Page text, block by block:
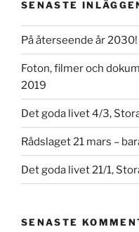
SENASTE
På återseende år 2030!
Foton, filmer och
2019
Det goda livet 4/3,
Rådslaget 21 mars –
Det goda livet 21/1,
SENASTE